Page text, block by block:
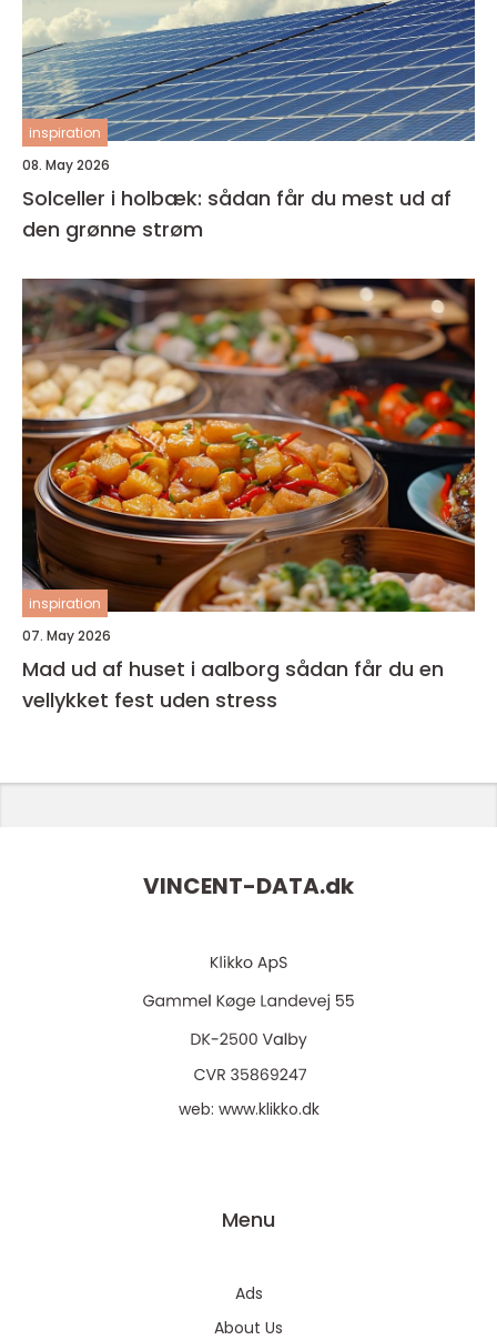
inspiration
08. May 2026
Solceller i holbæk: sådan får du mest ud af
den grønne strøm
inspiration
07. May 2026
Mad ud af huset i aalborg sådan får du en
vellykket fest uden stress
VINCENT-DATA.dk
web: www.klikko.dk
Menu
Ads
About Us